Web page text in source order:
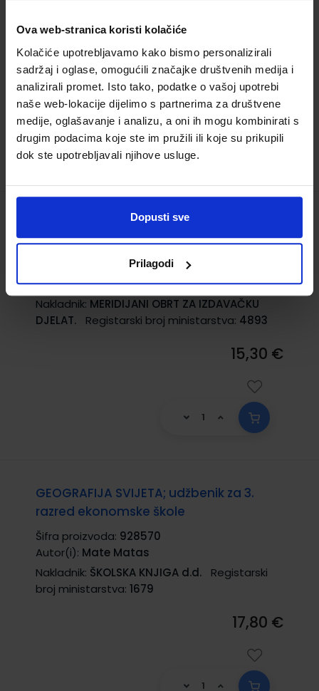
Ova web-stranica koristi kolačiće
Kolačiće upotrebljavamo kako bismo personalizirali
sadržaj i oglase, omogućili značajke društvenih medija i
analizirali promet. Isto tako, podatke o vašoj upotrebi
naše web-lokacije dijelimo s partnerima za društvene
medije, oglašavanje i analizu, a oni ih mogu kombinirati s
drugim podacima koje ste im pružili ili koje su prikupili
dok ste upotrebljavali njihove usluge.
Dopusti sve
Prilagodi
Nakladnik:MERIDIJANI OBRT ZA IZDAVAČKU
DJELAT.
Registarski broj ministarstva:4892
15,30 €
GEOGRAFIJA 4; udžbenik iz geografije za
IV. razred ekonomske škole
779434
Autor(i):Dragutin Feletar Petar Feletar
Nakladnik: MERIDIJANI OBRT ZA IZDAVAČKU
DJELAT.
Registarski broj ministarstva: 4893
15,30 €
GEOGRAFIJA SVIJETA; udžbenik za 3.
razred ekonomske škole
Šifra proizvoda: 928570
Autor(i): Mate Matas
Nakladnik: ŠKOLSKA KNJIGA d.d.
Registarski
broj ministarstva: 1679
17,80 €